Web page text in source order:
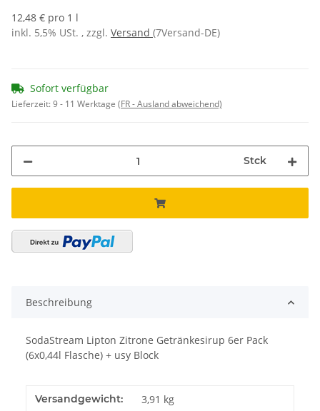
12,48 € pro 1 l
inkl. 5,5% USt. , zzgl. Versand (7Versand-DE)
Sofort verfügbar
Lieferzeit:9 - 11 Werktage (FR - Ausland abweichend)
Stck
Beschreibung
SodaStream Lipton Zitrone Getränkesirup 6er Pack
(6x0,44l Flasche) + usy Block
Versandgewicht: 3,91 kg